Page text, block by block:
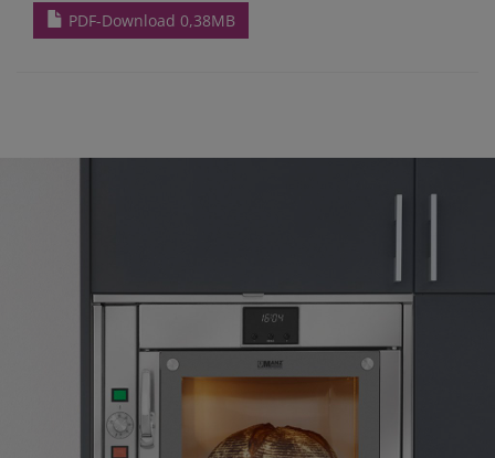
PDF-Download 0,38MB